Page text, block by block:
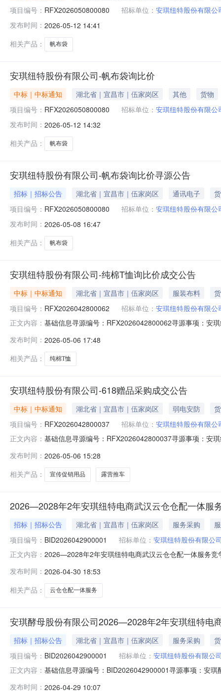
项目编号： RFX2026050800080 招标单位： 安琪纽特股份有限公
发布时间： 2026-05-12 14:41
相关产品：
帆布袋
安琪纽特股份有限公司-帆布袋询比价
中标｜中标通知 湖北省｜宜昌市｜伍家岗区 其他
货物
项目编号： RFX2026050800080 招标单位： 安琪纽特股份有限公
发布时间： 2026-05-12 14:32
相关产品：
帆布袋
安琪纽特股份有限公司-帆布袋询比价寻源公告
招标｜招标公告 湖北省｜宜昌市｜伍家岗区 通讯电子
项目编号： RFX2026050800080 招标单位： 安琪纽特股份有限公
发布时间： 2026-05-08 16:47
相关产品：
帆布袋
安琪纽特股份有限公司-纯棉T恤询比价成交公告
中标｜中标通知 湖北省｜宜昌市｜伍家岗区 服装布料
项目编号： RFX2026042800062 招标单位： 安琪纽特股份有限公
正文内容： 基础信息寻源编号：RFX2026042800062寻源事项：安
供应商编码供应商名称中标数量中标金额中标比例1方案
发布时间： 2026-05-06 17:48
相关产品：
纯棉T恤
安琪纽特股份有限公司-618赠品采购成交公告
中标｜中标通知 湖北省｜宜昌市｜伍家岗区 弱电安防
项目编号： RFX2026042800037 招标单位： 安琪纽特股份有限公
正文内容： 基础信息寻源编号：RFX2026042800037寻源事项：安
应商编码供应商名称中标数量中标金额中标比例
发布时间： 2026-05-06 15:28
相关产品：
宣传促销用品 露营推车
2026—2028年2年安琪纽特电商武汉云仓仓配一体服
招标｜招标公告 湖北省｜宜昌市｜伍家岗区 服务采购
项目编号： BID2026042900001 招标单位： 安琪纽特股份有限公
正文内容： 2026—2028年2年安琪纽特电商武汉云仓仓配一体服务
—2028年2年安琪纽特电商武汉云仓仓配一体服务竞争
发布时间： 2026-04-30 18:53
相关产品：
云仓仓配一体服务
安琪酵母股份有限公司2026—2028年2年安琪纽特电
招标｜招标公告 湖北省｜宜昌市｜伍家岗区 服务采购
项目编号： BID2026042900001 招标单位： 安琪纽特股份有限公
正文内容： 基础信息寻源编号：BID2026042900001寻源事项：安
物料类别需求数量单位供应商编码供应商名称中标数量
发布时间： 2026-04-29 10:07